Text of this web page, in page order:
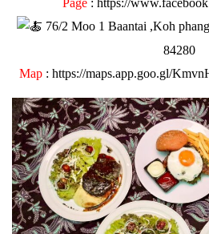
Page: https://
76/2 Moo 1 Baantai ,Koh
84280
Map : https://maps.app.goo.gl/